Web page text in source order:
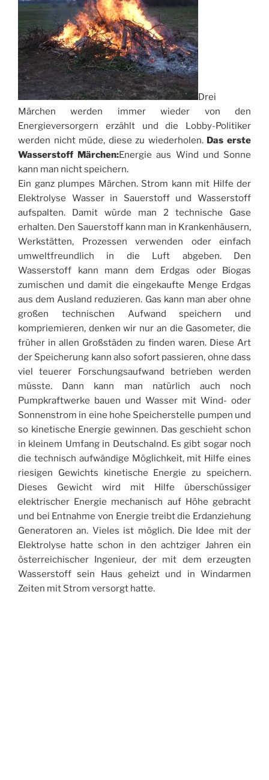
Drei
Märchen werden immer wieder von den
Energieversorgern erzählt und die Lobby-Politiker
werden nicht müde, diese zu wiederholen. Das erste
Wasserstoff Märchen:Energie aus Wind und Sonne
kann man nicht speichern.
Ein ganz plumpes Märchen. Strom kann mit Hilfe der
Elektrolyse Wasser in Sauerstoff und Wasserstoff
aufspalten. Damit würde man 2 technische Gase
erhalten. Den Sauerstoff kann man in Krankenhäusern,
Werkstätten, Prozessen verwenden oder einfach
umweltfreundlich in die Luft abgeben. Den
Wasserstoff kann mann dem Erdgas oder Biogas
zumischen und damit die eingekaufte Menge Erdgas
aus dem Ausland reduzieren. Gas kann man aber ohne
großen technischen Aufwand speichern und
kompriemieren, denken wir nur an die Gasometer, die
früher in allen Großstäden zu finden waren. Diese Art
der Speicherung kann also sofort passieren, ohne dass
viel teuerer Forschungsaufwand betrieben werden
müsste. Dann kann man natürlich auch noch
Pumpkraftwerke bauen und Wasser mit Wind- oder
Sonnenstrom in eine hohe Speicherstelle pumpen und
so kinetische Energie gewinnen. Das geschieht schon
in kleinem Umfang in Deutschalnd. Es gibt sogar noch
die technisch aufwändige Möglichkeit, mit Hilfe eines
riesigen Gewichts kinetische Energie zu speichern.
Dieses Gewicht wird mit Hilfe überschüssiger
elektrischer Energie mechanisch auf Höhe gebracht
und bei Entnahme von Energie treibt die Erdanziehung
Generatoren an. Vieles ist möglich. Die Idee mit der
Elektrolyse hatte schon in den achtziger Jahren ein
österreichischer Ingenieur, der mit dem erzeugten
Wasserstoff sein Haus geheizt und in Windarmen
Zeiten mit Strom versorgt hatte.